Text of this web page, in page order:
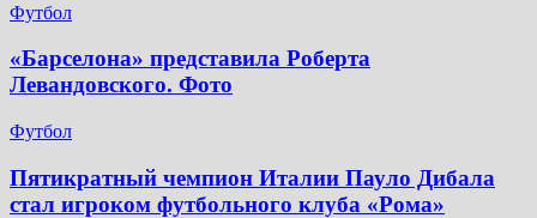
Футбол
«Барселона» представила Роберта
Левандовского. Фото
Футбол
Пятикратный чемпион Италии Пауло Дибала
стал игроком футбольного клуба «Рома»